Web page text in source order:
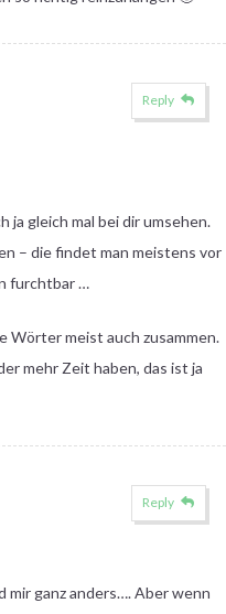
ja gleich mal bei dir umsehen.
– die findet man meistens vor
furchtbar …
Wörter meist auch zusammen.
mehr Zeit haben, das ist ja
Reply
mir ganz anders…. Aber wenn
Reply